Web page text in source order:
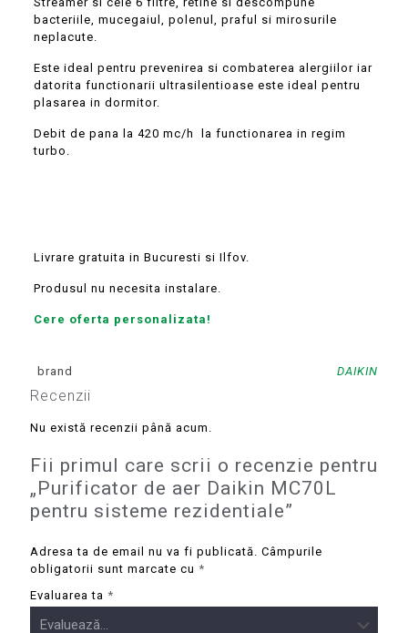
bacteriile, mucegaiul, polenul, praful si mirosurile
neplacute.
Este ideal pentru prevenirea si combaterea alergiilor iar
datorita functionarii ultrasilentioase este ideal pentru
plasarea in dormitor.
Debit de pana la 420 mc/h la functionarea in regim
turbo.
Livrare gratuita in Bucuresti si Ilfov.
Produsul nu necesita instalare.
Cere oferta personalizata!
brand DAIKIN
Recenzii
Nu există recenzii până acum.
Fii primul care scrii o recenzie pentru
„Purificator de aer Daikin MC70L
pentru sisteme rezidentiale”
Adresa ta de email nu va fi publicată. Câmpurile
obligatorii sunt marcate cu *
Evaluarea ta *